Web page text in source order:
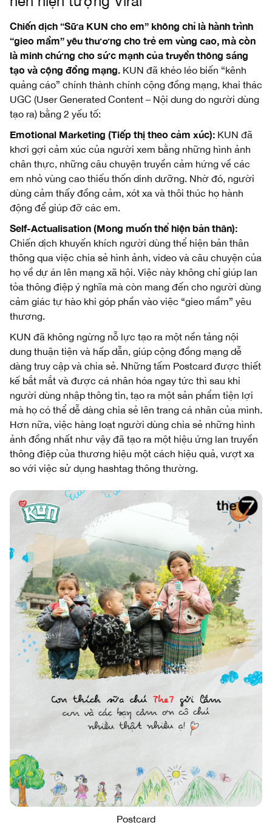
Chiến dịch “Sữa KUN cho em” không chỉ là hành trình
“gieo mầm” yêu thương cho trẻ em vùng cao, mà còn
là minh chứng cho sức mạnh của truyền thông sáng
tạo và cộng đồng mạng. KUN đã khéo léo biến “kênh
quảng cáo” chính thành chính cộng đồng mạng, khai thác
UGC (User Generated Content – Nội dung do người dùng
tạo ra) bằng 2 yếu tố:
Emotional Marketing (Tiếp thị theo cảm xúc): KUN đã
khơi gợi cảm xúc của người xem bằng những hình ảnh
chân thực, những câu chuyện truyền cảm hứng về các
em nhỏ vùng cao thiếu thốn dinh dưỡng. Nhờ đó, người
dùng cảm thấy đồng cảm, xót xa và thôi thúc họ hành
động để giúp đỡ các em.
Self-Actualisation (Mong muốn thể hiện bản thân):
Chiến dịch khuyến khích người dùng thể hiện bản thân
thông qua việc chia sẻ hình ảnh, video và câu chuyện của
họ về dự án lên mạng xã hội. Việc này không chỉ giúp lan
tỏa thông điệp ý nghĩa mà còn mang đến cho người dùng
cảm giác tự hào khi góp phần vào việc “gieo mầm” yêu
thương.
KUN đã không ngừng nỗ lực tạo ra một nền tảng nội
dung thuận tiện và hấp dẫn, giúp cộng đồng mạng dễ
dàng truy cập và chia sẻ. Những tấm Postcard được thiết
kế bắt mắt và được cá nhân hóa ngay tức thì sau khi
người dùng nhập thông tin, tạo ra một sản phẩm tiện lợi
mà họ có thể dễ dàng chia sẻ lên trang cá nhân của mình.
Hơn nữa, việc hàng loạt người dùng chia sẻ những hình
ảnh đồng nhất như vậy đã tạo ra một hiệu ứng lan truyền
thông điệp của thương hiệu một cách hiệu quả, vượt xa
so với việc sử dụng hashtag thông thường.
Postcard